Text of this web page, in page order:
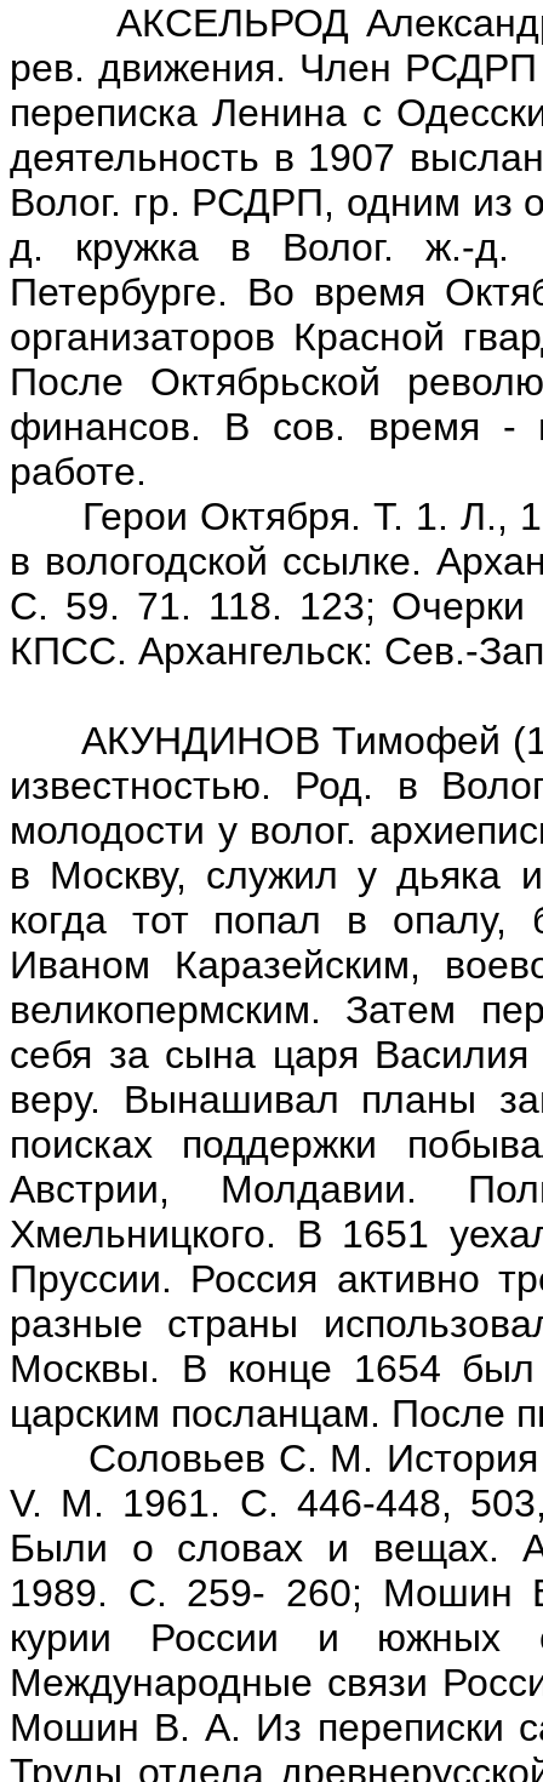
АКСЕЛЬРОД Александр
рев. движения. Член
переписка Ленина с
деятельность в 1907
Волог. гр. РСДРП, одним из
д. кружка в Волог. ж.-д.
Петербурге. Во время
организаторов Красной
После Октябрьской
финансов. В сов. время -
работе.
Герои Октября. Т. 1. Л.,
в вологодской ссылке.
С. 59. 71. 118. 123; Очерки
КПСС. Архангельск: Сев.-
АКУНДИНОВ Тимофей
известностью. Род. в
молодости у волог.
в Москву, служил у дьяка
когда тот попал в
Иваном Каразейским,
великопермским. Затем
себя за сына царя
веру. Вынашивал планы
поисках поддержки
Австрии, Молдавии.
Хмельницкого. В 1651
Пруссии. Россия активно
разные страны
Москвы. В конце 1654
царским посланцам. После
Соловьев С. М. История
V. М. 1961. С. 446-448,
Были о словах и вещах.
1989. С. 259- 260; Мошин
курии России и южных
Международные связи
Мошин В. А. Из переписки
Труды отдела